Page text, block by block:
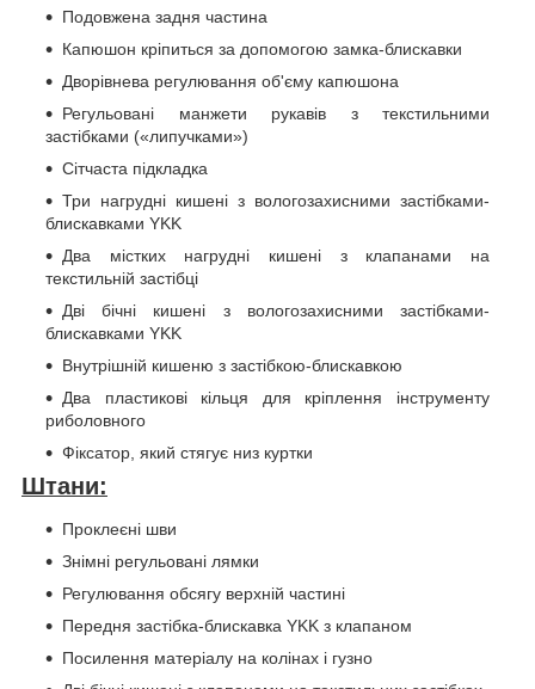
Подовжена задня частина
Капюшон кріпиться за допомогою замка-блискавки
Дворівнева регулювання об'єму капюшона
Регульовані манжети рукавів з текстильними
застібками («липучками»)
Сітчаста підкладка
Три нагрудні кишені з вологозахисними застібками-
блискавками YKK
Два містких нагрудні кишені з клапанами на
текстильній застібці
Дві бічні кишені з вологозахисними застібками-
блискавками YKK
Внутрішній кишеню з застібкою-блискавкою
Два пластикові кільця для кріплення інструменту
риболовного
Фіксатор, який стягує низ куртки
Штани:
Проклеєні шви
Знімні регульовані лямки
Регулювання обсягу верхній частині
Передня застібка-блискавка YKK з клапаном
Посилення матеріалу на колінах і гузно